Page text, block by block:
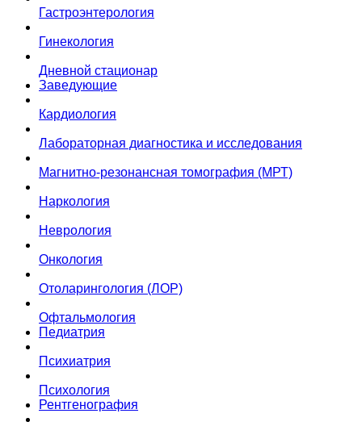
Гастроэнтерология
Гинекология
Дневной стационар
Заведующие
Кардиология
Лабораторная диагностика и исследования
Магнитно-резонансная томография (МРТ)
Наркология
Неврология
Онкология
Отоларингология (ЛОР)
Офтальмология
Педиатрия
Психиатрия
Психология
Рентгенография